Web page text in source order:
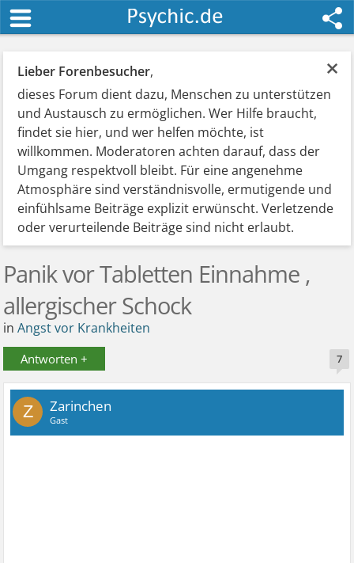
×
Lieber Forenbesucher,
dieses Forum dient dazu, Menschen zu unterstützen
und Austausch zu ermöglichen. Wer Hilfe braucht,
findet sie hier, und wer helfen möchte, ist
willkommen. Moderatoren achten darauf, dass der
Umgang respektvoll bleibt. Für eine angenehme
Atmosphäre sind verständnisvolle, ermutigende und
einfühlsame Beiträge explizit erwünscht. Verletzende
oder verurteilende Beiträge sind nicht erlaubt.
Panik vor Tabletten Einnahme ,
allergischer Schock
inAngst vor Krankheiten
Antworten + 7
Z Zarinchen
Gast